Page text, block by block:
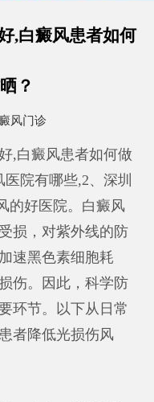
,白癜风患者如何
？
风门诊
,白癜风患者如何做
院有哪些,2、深圳
的好医院。白癜风
损，对紫外线的防
速黑色素细胞耗
伤。因此，科学防
环节。以下从日常
者降低光损伤风